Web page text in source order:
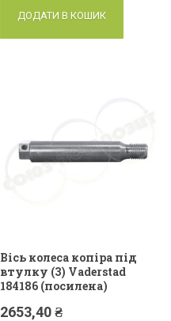
ДОДАТИ В КОШИК
Вісь колеса копіра під
втулку (3) Vaderstad
184186 (посилена)
2653,40₴